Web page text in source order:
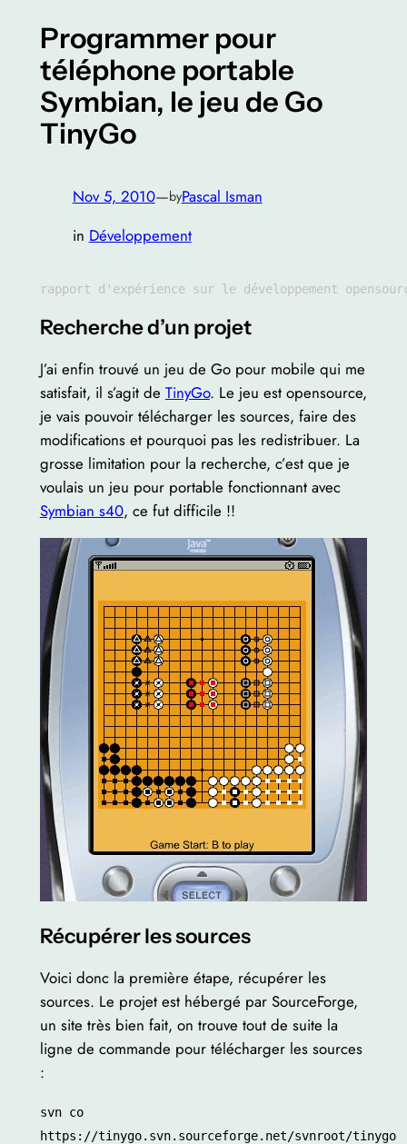
Programmer pour
téléphone portable
Symbian, le jeu de Go
TinyGo
Nov 5, 2010—byPascal Isman
in Développement
rapport d'expérience sur le développement
Recherche d’un projet
J’ai enfin trouvé un jeu de Go pour mobile qui me
satisfait, il s’agit de TinyGo. Le jeu est opensource,
je vais pouvoir télécharger les sources, faire des
modifications et pourquoi pas les redistribuer. La
grosse limitation pour la recherche, c’est que je
voulais un jeu pour portable fonctionnant avec
Symbian s40, ce fut difficile !!
Récupérer les sources
Voici donc la première étape, récupérer les
sources. Le projet est hébergé par SourceForge,
un site très bien fait, on trouve tout de suite la
ligne de commande pour télécharger les sources
:
svn co
https://tinygo.svn.sourceforge.net/svnroot/tinygo